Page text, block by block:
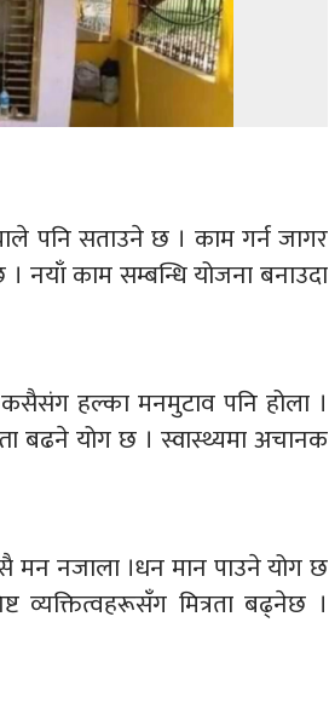
पनि सताउने छ । काम गर्न जागर
काम सम्बन्धि योजना बनाउदा
हल्का मनमुटाव पनि होला ।
बढने योग छ । स्वास्थ्यमा अचानक
मन नजाला ।धन मान पाउने योग छ
व्यक्तित्वहरूसँग मित्रता बढ्नेछ ।